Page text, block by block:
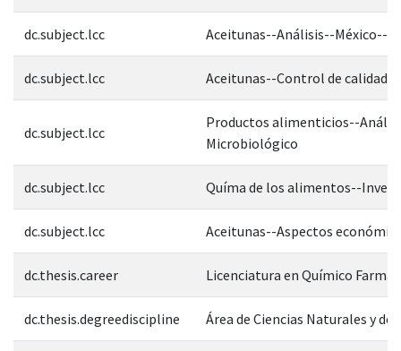
dc.subject.lcc Aceitunas--Análisis--México--
dc.subject.lcc Aceitunas--Control de
dc.subject.lcc
Productos alimenticios--
Microbiológico
dc.subject.lcc Químa de los alimentos--
dc.subject.lcc Aceitunas--Aspectos
dc.thesis.career Licenciatura en Químico
dc.thesis.degreediscipline Área de Ciencias Naturales y de